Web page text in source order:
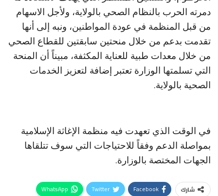
دمرته الحرب بالنظام الصحي بالولاية، ولأجل الاسهام
من قبل المنظمة في عودة المواطنين، ونبه إلى أنها
تقدمت بدعم من خلال منحتين سابقتين للقطاع الصحي
من خلال معدات طبية للعناية المكثفة، مبيناً أن المنحة
التي تسلمتها الوزارة تعتبر إضافة لتعزيز الخدمات
الصحية بالولاية.
في الوقت الذي تعهدت فيه منظمة الإغاثة الإسلامية
بمواصلة الدعم وفقاً للاحتياجات التي سوف تتلقاها
الجهات المختصة بالوزارة.
شارك Facebook
Twitter
WhatsApp